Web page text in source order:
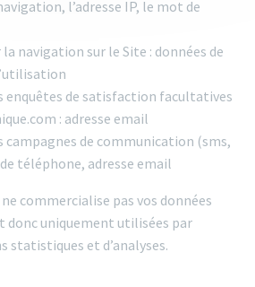
l’adresse IP, le mot de
navigation sur le Site : données de
enquêtes de satisfaction facultatives
: adresse email
campagnes de communication (sms,
téléphone, adresse email
commercialise pas vos données
donc uniquement utilisées par
statistiques et d’analyses.